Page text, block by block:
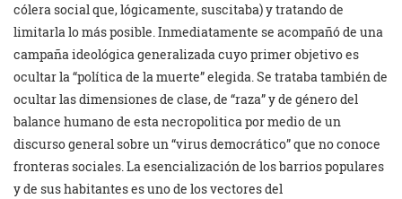
cólera social que, lógicamente, suscitaba) y tratando de
limitarla lo más posible. Inmediatamente se acompañó de una
campaña ideológica generalizada cuyo primer objetivo es
ocultar la “política de la muerte” elegida. Se trataba también de
ocultar las dimensiones de clase, de “raza” y de género del
balance humano de esta necropolitica por medio de un
discurso general sobre un “virus democrático” que no conoce
fronteras sociales. La esencialización de los barrios populares
y de sus habitantes es uno de los vectores del